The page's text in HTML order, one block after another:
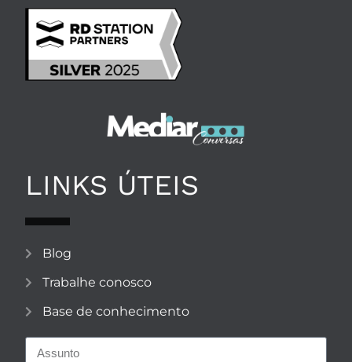
LINKS ÚTEIS
Blog
Trabalhe conosco
Base de conhecimento